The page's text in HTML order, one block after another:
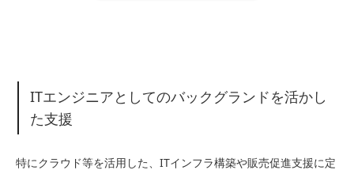
ITエンジニアとしてのバックグランドを活かし
た支援
特にクラウド等を活用した、ITインフラ構築や販売促進支援に定